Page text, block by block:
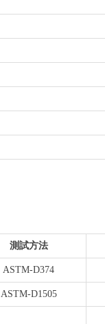
測試方法
ASTM-D374
ASTM-D1505